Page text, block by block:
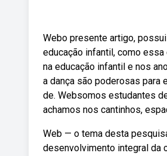
Webo presente artigo,
educação infantil, como
na educação infantil e nos
a dança são poderosas para
de. Websomos estudantes
achamos nos cantinhos,
Web — o tema desta
desenvolvimento integral da